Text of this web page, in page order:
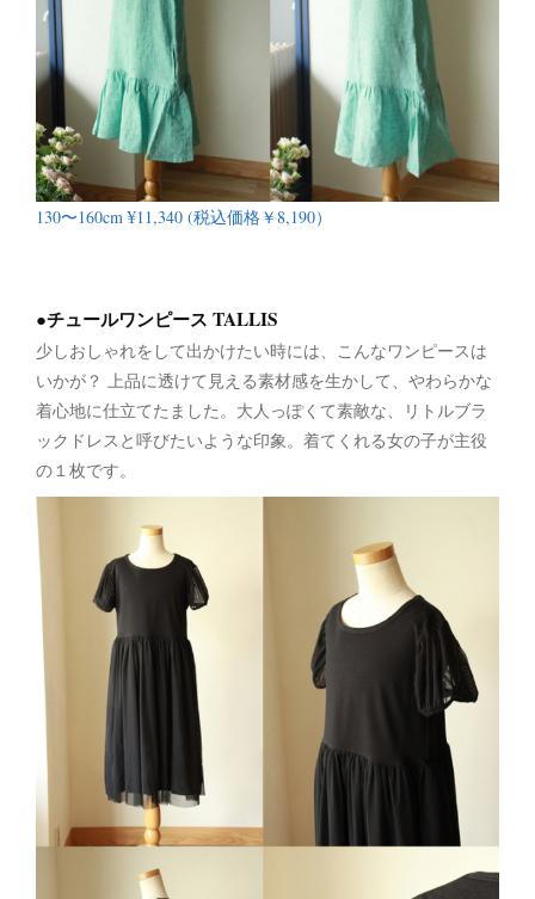
130〜160cm ¥11,340 (税込価格￥8,190）
●チュールワンピース TALLIS
少しおしゃれをして出かけたい時には、こんなワンピースは
いかが？ 上品に透けて見える素材感を生かして、やわらかな
着心地に仕立てたました。大人っぽくて素敵な、リトルブラ
ックドレスと呼びたいような印象。着てくれる女の子が主役
の１枚です。